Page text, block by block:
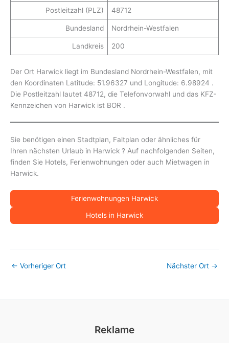
Postleitzahl (PLZ) 48712
Bundesland Nordrhein-Westfalen
Landkreis 200
Der Ort Harwick liegt im Bundesland Nordrhein-Westfalen, mit
den Koordinaten Latitude: 51.96327 und Longitude: 6.98924 .
Die Postleitzahl lautet 48712, die Telefonvorwahl und das KFZ-
Kennzeichen von Harwick ist BOR .
Sie benötigen einen Stadtplan, Faltplan oder ähnliches für
Ihren nächsten Urlaub in Harwick ? Auf nachfolgenden Seiten,
finden Sie Hotels, Ferienwohnungen oder auch Mietwagen in
Harwick.
Ferienwohnungen Harwick
Hotels in Harwick
← Vorheriger Ort Nächster Ort →
Reklame